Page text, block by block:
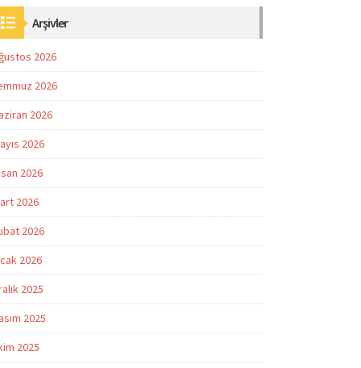
Arşivler
2026
2026
2026
2026
2026
2026
2026
2026
2025
2025
2025